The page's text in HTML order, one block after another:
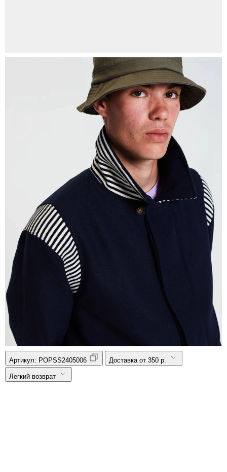
Артикул: POPSS2405006 Доставка от 350 р.
Легкий возврат